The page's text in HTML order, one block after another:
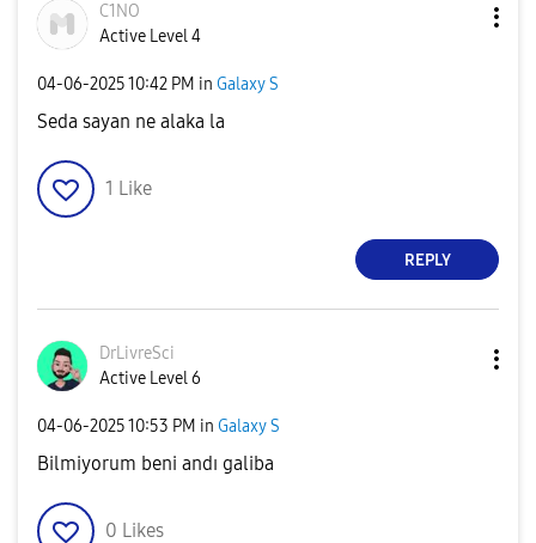
C1NO
Active Level 4
‎04-06-202510:42 PM in Galaxy S
Seda sayan ne alaka la
1 Like
REPLY
DrLivreSci
Active Level 6
‎04-06-202510:53 PM in Galaxy S
Bilmiyorum beni andı galiba
0 Likes